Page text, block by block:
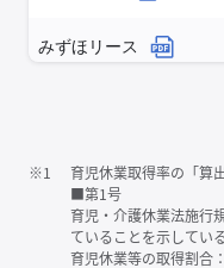
みずほリース
※1
育児休業取得率の「算
■第1号
育児・介護休業法施行
ていることを示している
育児休業等の取得割合：